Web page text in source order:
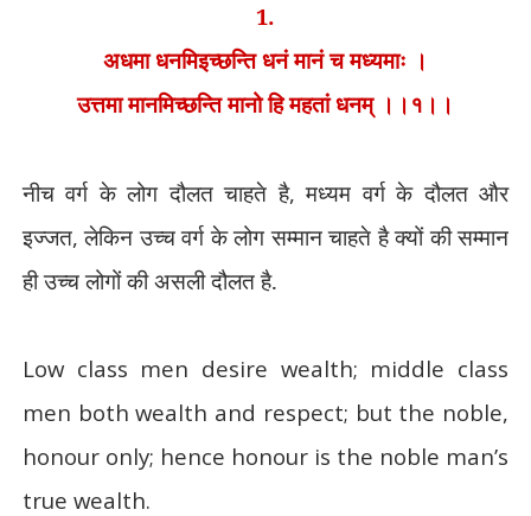
1.
अधमा धनमिइच्छन्ति धनं मानं च मध्यमाः ।
उत्तमा मानमिच्छन्ति मानो हि महतां धनम् ।।१।।
नीच वर्ग के लोग दौलत चाहते है,मध्यम वर्ग के दौलत और
इज्जत,लेकिन उच्च वर्ग के लोग सम्मान चाहते है क्यों की सम्मान
ही उच्च लोगों की असली दौलत है.
Low class men desire wealth; middle class
men both wealth and respect; but the noble,
honour only; hence honour is the noble man’s
true wealth.